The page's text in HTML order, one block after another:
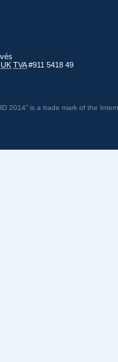
UK TVA#911 5418 49
2014” is a trade mark of the